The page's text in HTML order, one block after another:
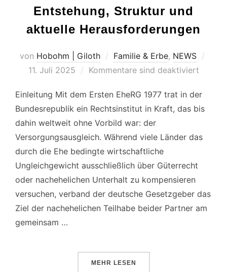
Entstehung, Struktur und
aktuelle Herausforderungen
von Hobohm | Giloth Familie & Erbe, NEWS
11. Juli 2025 Kommentare sind deaktiviert
Einleitung Mit dem Ersten EheRG 1977 trat in der
Bundesrepublik ein Rechtsinstitut in Kraft, das bis
dahin weltweit ohne Vorbild war: der
Versorgungsausgleich. Während viele Länder das
durch die Ehe bedingte wirtschaftliche
Ungleichgewicht ausschließlich über Güterrecht
oder nachehelichen Unterhalt zu kompensieren
versuchen, verband der deutsche Gesetzgeber das
Ziel der nachehelichen Teilhabe beider Partner am
gemeinsam …
MEHR ÜBER „DER
LESEN